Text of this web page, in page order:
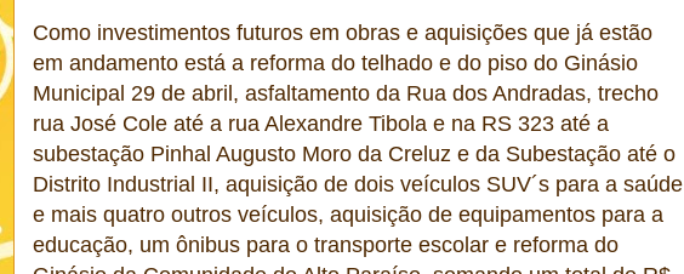
Como investimentos futuros em obras e aquisições que já estão
em andamento está a reforma do telhado e do piso do Ginásio
Municipal 29 de abril, asfaltamento da Rua dos Andradas, trecho
rua José Cole até a rua Alexandre Tibola e na RS 323 até a
subestação Pinhal Augusto Moro da Creluz e da Subestação até o
Distrito Industrial II, aquisição de dois veículos SUV´s para a saúde
e mais quatro outros veículos, aquisição de equipamentos para a
educação, um ônibus para o transporte escolar e reforma do